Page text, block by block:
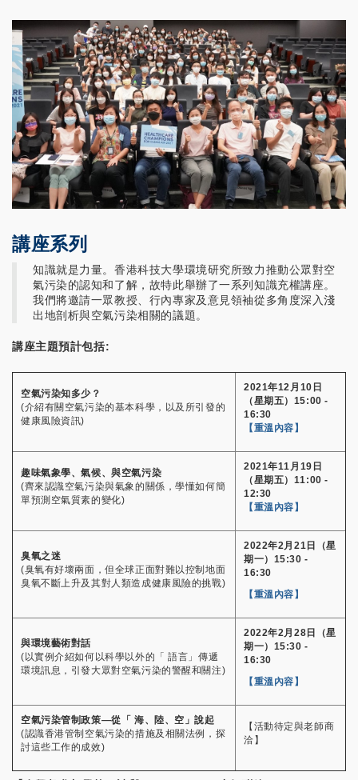
講座系列
知識就是力量。香港科技大學環境研究所致力推動公眾對空
氣污染的認知和了解，故特此舉辦了一系列知識充權講座。
我們將邀請一眾教授、行內專家及意見領袖從多角度深入淺
出地剖析與空氣污染相關的議題。
講座主題預計包括:
空氣污染知多少？
(介紹有關空氣污染的基本科學，以及所引發的
健康風險資訊)
2021年12月10日
（星期五）15:00 -
16:30
【重溫內容】
趣味氣象學、氣候、與空氣污染
(齊來認識空氣污染與氣象的關係，學懂如何簡
單預測空氣質素的變化)
2021年11月19日
（星期五）11:00 -
12:30
【重溫內容】
臭氧之迷
(臭氧有好壞兩面，但全球正面對難以控制地面
臭氧不斷上升及其對人類造成健康風險的挑戰)
2022年2月21日（星
期一）15:30 -
16:30
【重溫內容】
與環境藝術對話
(以實例介紹如何以科學以外的「 語言」傳遞
環境訊息，引發大眾對空氣污染的警醒和關注)
2022年2月28日（星
期一）15:30 -
16:30
【重溫內容】
空氣污染管制政策—從「 海、陸、空」說起
(認識香港管制空氣污染的措施及相關法例，探
討這些工作的成效)
【活動待定與老師商
洽】